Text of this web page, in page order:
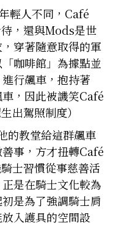
輕人不同，Café
，還與Mods是世
穿著隨意取得的軍
咖啡館」為據點並
行飆車，抱持著
車，因此被譏笑Café
出駕照制度）
教堂給這群飆車
事，方才扭轉Café
士習慣從事慈善活
是在騎士文化較為
是為了強調騎士肩
入護具的空間設